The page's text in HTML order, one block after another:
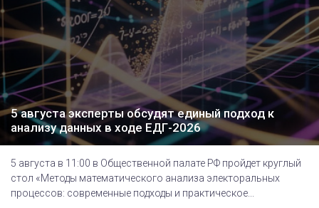
5 августа эксперты обсудят единый подход к
анализу данных в ходе ЕДГ-2026
5 августа в 11:00 в Общественной палате РФ пройдет круглый
стол «Методы математического анализа электоральных
процессов: современные подходы и практическое...